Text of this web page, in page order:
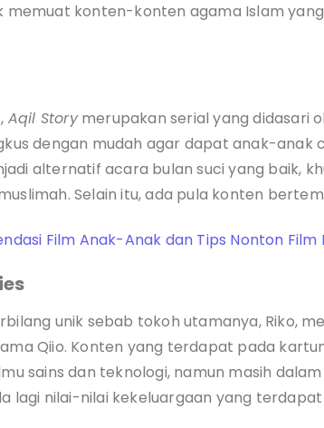
memuat konten-konten agama Islam
, Aqil Storymerupakan serial yang didasari
dengan mudah agar dapat anak-anak
alternatif acara bulan suci yang baik,
Selain itu, ada pula konten
Film Anak-Anak dan Tips Nonton Film
unik sebab tokoh utamanya, Riko,
Qiio. Konten yang terdapat pada
sains dan teknologi, namun masih
lagi nilai-nilai kekeluargaan yang